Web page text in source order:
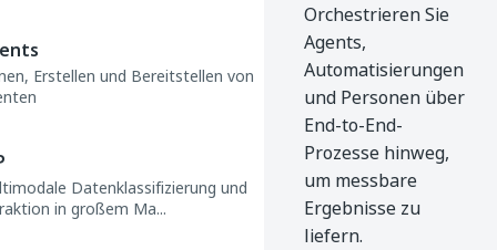
Erstellen und Bereitstellen von
Datenklassifizierung und
in großem Ma...
Orchestrieren Sie
Agents,
Automatisierungen
und Personen über
End-to-End-
Prozesse hinweg,
um messbare
Ergebnisse zu
liefern.